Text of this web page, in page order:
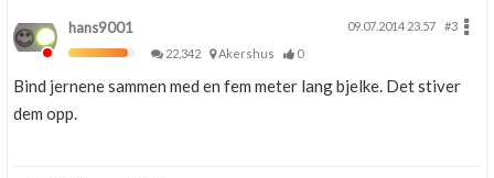
hans9001 09.07.2014 23.57
#3
22,342
Akershus 0
Bind jernene sammen med en fem meter lang bjelke. Det stiver
dem opp.